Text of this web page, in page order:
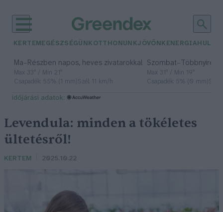
KERTEM EGÉSZSÉGÜNK OTTHONUNKJÖVŐNK ENERGIA
Ma– Részben napos, heves zivatarokkal
Max 33° / Min 21°
Csapadék: 55% (1 mm)Szél: 11 km/h
Szombat– Többnyire
Max 31° / Min 19°
Csapadék: 5% (0 mm)
időjárási adatok:
Levendula: minden a tökéletes
ültetésről!
KERTEM 2025.10.22